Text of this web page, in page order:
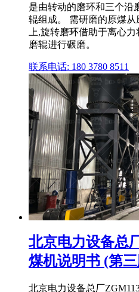
是由转动的磨环和三个沿
辊组成。 需研磨的原煤
上,旋转磨环借助于离心
磨辊进行碾磨。
联系电话: 180 3780 8511
北京电力设备总
煤机说明书 (第
北京电力设备总厂